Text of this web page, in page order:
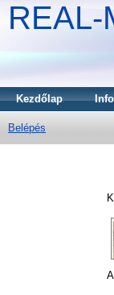
REAL-
Kezdőlap
Belépés